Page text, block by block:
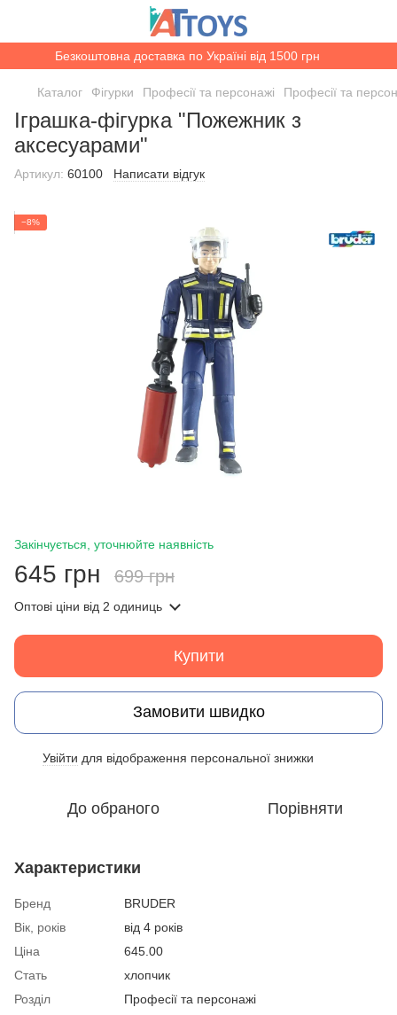
Безкоштовна доставка по Україні від 1500 грн
Каталог Фігурки Професії та персонажі Професії та
Іграшка-фігурка "Пожежник з
аксесуарами"
Артикул: 60100 Написати відгук
−8%
Закінчується, уточнюйте наявність
645 грн 699 грн
Оптові ціни від 2 одиниць
Купити
Замовити швидко
Увійти для відображення персональної знижки
До обраного Порівняти
Характеристики
Бренд
BRUDER
Вік, років
від 4 років
Ціна
645.00
Стать
хлопчик
Розділ
Професії та персонажі